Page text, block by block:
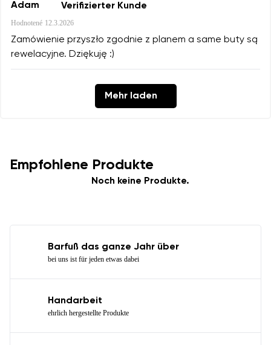
Adam Verifizierter Kunde
Hodnotené 12.3.2026
Zamówienie przyszło zgodnie z planem a same buty są
rewelacyjne. Dziękuję :)
Mehr laden
Empfohlene Produkte
Noch keine Produkte.
Barfuß das ganze Jahr über
bei uns ist für jeden etwas dabei
Handarbeit
ehrlich hergestellte Produkte